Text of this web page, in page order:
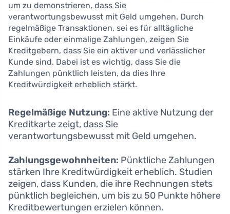
um zu demonstrieren, dass Sie
verantwortungsbewusst mit Geld umgehen. Durch
regelmäßige Transaktionen, sei es für alltägliche
Einkäufe oder einmalige Zahlungen, zeigen Sie
Kreditgebern, dass Sie ein aktiver und verlässlicher
Kunde sind. Dabei ist es wichtig, dass Sie die
Zahlungen pünktlich leisten, da dies Ihre
Kreditwürdigkeit erheblich stärkt.
Regelmäßige Nutzung: Eine aktive Nutzung der
Kreditkarte zeigt, dass Sie
verantwortungsbewusst mit Geld umgehen.
Zahlungsgewohnheiten: Pünktliche Zahlungen
stärken Ihre Kreditwürdigkeit erheblich. Studien
zeigen, dass Kunden, die ihre Rechnungen stets
pünktlich begleichen, um bis zu 50 Punkte höhere
Kreditbewertungen erzielen können.